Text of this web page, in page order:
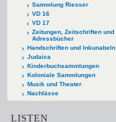
Sammlung Riesser
VD 16
VD 17
Zeitungen, Zeitschriften und
Adressbücher
Handschriften und Inkunabeln
Judaica
Kinderbuchsammlungen
Koloniale Sammlungen
Musik und Theater
Nachlässe
LISTEN